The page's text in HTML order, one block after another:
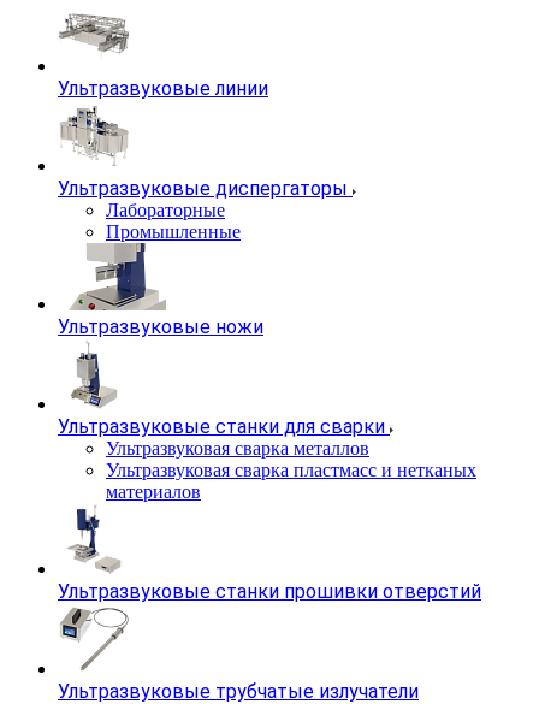
Ультразвуковые линии
Ультразвуковые диспергаторы
Лабораторные
Промышленные
Ультразвуковые ножи
Ультразвуковые станки для сварки
Ультразвуковая сварка металлов
Ультразвуковая сварка пластмасс и нетканых
материалов
Ультразвуковые станки прошивки отверстий
Ультразвуковые трубчатые излучатели